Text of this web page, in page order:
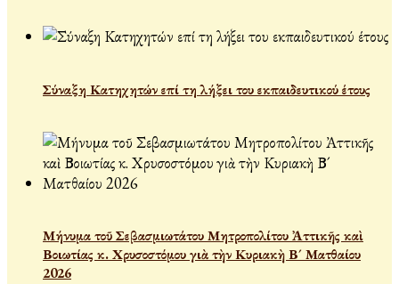
Σύναξη Κατηχητών επί τη λήξει του εκπαιδευτικού έτους
Μήνυμα τοῦ Σεβασμιωτάτου Μητροπολίτου Ἀττικῆς καὶ
Βοιωτίας κ. Χρυσοστόμου γιὰ τὴν Κυριακὴ Β´ Ματθαίου
2026